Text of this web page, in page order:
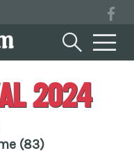
2024
(83)